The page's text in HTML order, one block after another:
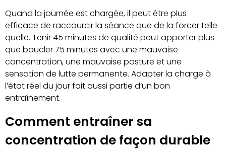
Quand la journée est chargée, il peut être plus
efficace de raccourcir la séance que de la forcer telle
quelle. Tenir 45 minutes de qualité peut apporter plus
que boucler 75 minutes avec une mauvaise
concentration, une mauvaise posture et une
sensation de lutte permanente. Adapter la charge à
l’état réel du jour fait aussi partie d’un bon
entraînement.
Comment entraîner sa
concentration de façon durable